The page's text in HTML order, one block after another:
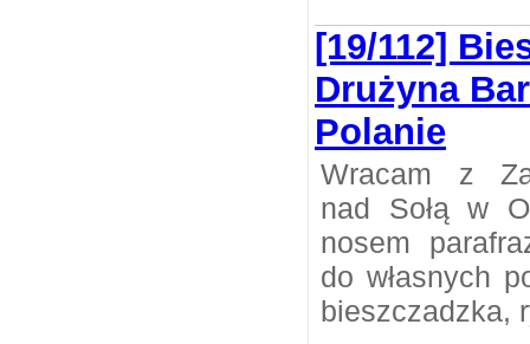
[19/112]
Drużyna
Polanie
Wracam z
nad Sołą w
nosem
do własnych
bieszczadzka,